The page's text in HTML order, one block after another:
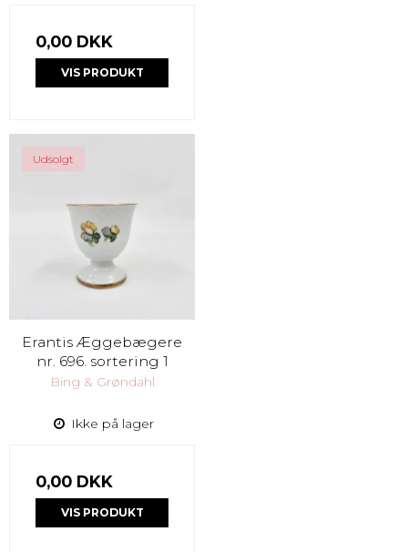
0,00 DKK
VIS PRODUKT
Udsolgt
Erantis Æggebægere
nr. 696. sortering 1
Bing & Grøndahl
Ikke på lager
0,00 DKK
VIS PRODUKT